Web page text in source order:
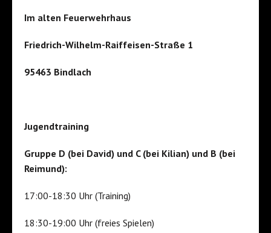
Im alten Feuerwehrhaus
Friedrich-Wilhelm-Raiffeisen-Straße 1
95463 Bindlach
Jugendtraining
Gruppe D (bei David) und C (bei Kilian) und B (bei
Reimund):
17:00-18:30 Uhr (Training)
18:30-19:00 Uhr (freies Spielen)